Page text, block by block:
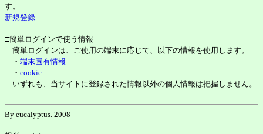
す。
新規登録
□簡単ログインで使う情報
簡単ログインは、ご使用の端末に応じて、以下の情報を使用します。
・ 端末固有情報
・ cookie
いずれも、当サイトに登録された情報以外の個人情報は把握しません。
By eucalyptus. 2008